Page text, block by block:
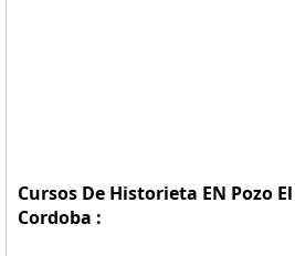
Cursos De Historieta EN Pozo
Cordoba :